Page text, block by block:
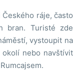
ráje, často
bran. Turisté zde
vystoupit na
nebo navštívit